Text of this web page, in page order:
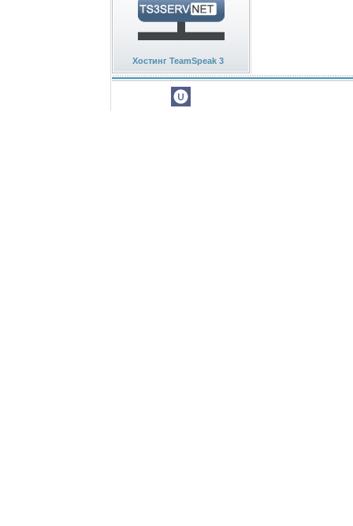
Хостинг TeamSpeak 3